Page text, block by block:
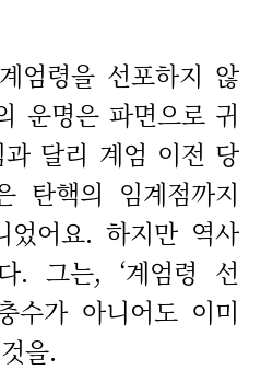
엄령을 선포하지 않
운명은 파면으로 귀
과 달리 계엄 이전 당
탄핵의 임계점까지
었어요. 하지만 역사
. 그는, ‘계엄령 선
수가 아니어도 이미
을.